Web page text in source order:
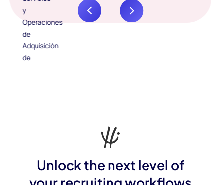
Unlock the next level of